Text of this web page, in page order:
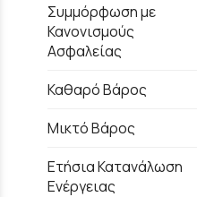
Συμμόρφωση με
Κανονισμούς
Ασφαλείας
Καθαρό Βάρος
Μικτό Βάρος
Ετήσια Κατανάλωση
Ενέργειας